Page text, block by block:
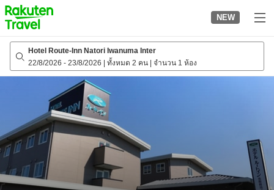
to
top
page
NEW
Hotel Route-Inn Natori Iwanuma Inter
22/8/2026 - 23/8/2026 ทั้งหมด 2 คน จำนวน 1 ห้อง